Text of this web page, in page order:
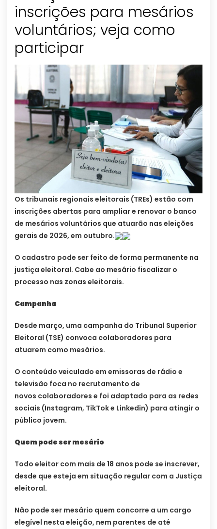
inscrições para mesários
voluntários; veja como
participar
Os tribunais regionais eleitorais (TREs) estão com
inscrições abertas para ampliar e renovar o banco
de mesários voluntários que atuarão nas eleições
gerais de 2026, em outubro.
O cadastro pode ser feito de forma permanente na
justiça eleitoral. Cabe ao mesário fiscalizar o
processo nas zonas eleitorais.
Campanha
Desde março, uma campanha do Tribunal Superior
Eleitoral (TSE) convoca colaboradores para
atuarem como mesários.
O conteúdo veiculado em emissoras de rádio e
televisão foca no recrutamento de
novos colaboradores e foi adaptado para as redes
sociais (Instagram, TikTok e Linkedin) para atingir o
público jovem.
Quem pode ser mesário
Todo eleitor com mais de 18 anos pode se inscrever,
desde que esteja em situação regular com a Justiça
eleitoral.
Não pode ser mesário quem concorre a um cargo
elegível nesta eleição, nem parentes de até